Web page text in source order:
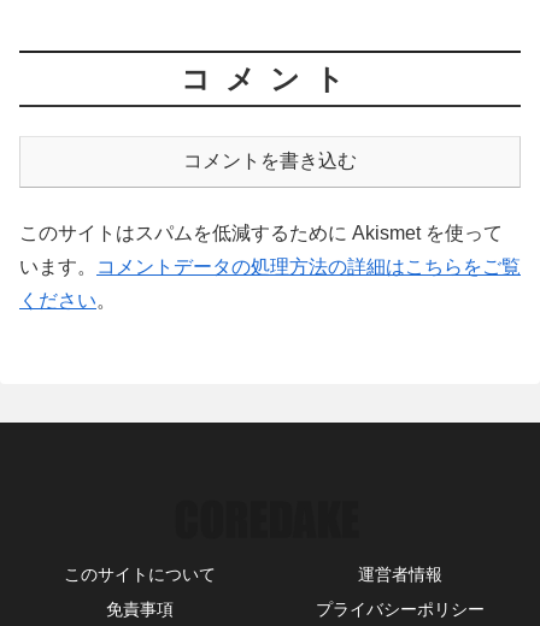
コメント
コメントを書き込む
このサイトはスパムを低減するために Akismet を使って
います。
コメントデータの処理方法の詳細はこちらをご覧
ください。
このサイトについて
運営者情報
免責事項
プライバシーポリシー